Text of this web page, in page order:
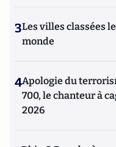
3Les villes classées
monde
4Apologie du
700, le chanteur à
2026